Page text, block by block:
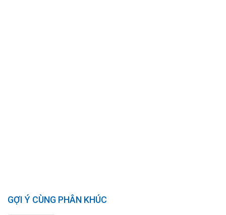
GỢI Ý CÙNG PHÂN KHÚC